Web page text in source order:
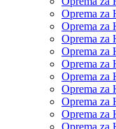
Oprema za
Oprema za
Oprema za
Oprema za
Oprema za
Oprema za
Oprema za
Oprema za
Oprema za
Oprema za